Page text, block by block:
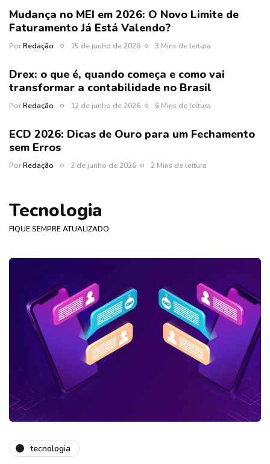
Mudança no MEI em 2026: O Novo Limite de
Faturamento Já Está Valendo?
PorRedação 15 de junho de 2026 3 Mins de leitura
Drex: o que é, quando começa e como vai
transformar a contabilidade no Brasil
PorRedação 12 de junho de 2026 6 Mins de leitura
ECD 2026: Dicas de Ouro para um Fechamento
sem Erros
PorRedação 2 de junho de 2026 2 Mins de leitura
Tecnologia
FIQUE SEMPRE ATUALIZADO
tecnologia